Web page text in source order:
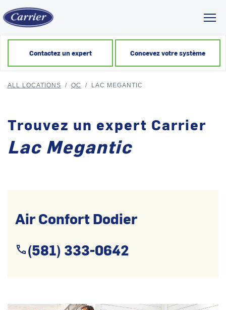
Contactez un expert Concevez votre système
ALL LOCATIONS / QC / LAC MEGANTIC
Trouvez un expert Carrier
Lac Megantic
Air Confort Dodier
(581) 333-0642